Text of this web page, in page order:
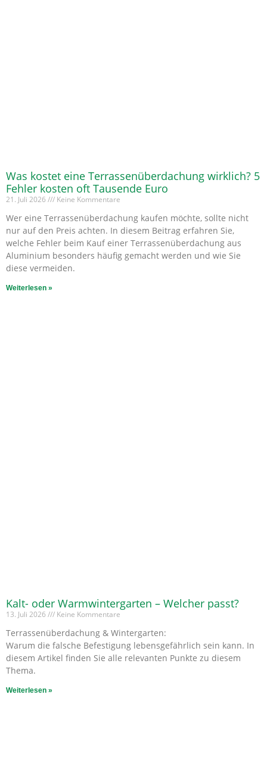
Was kostet eine Terrassenüberdachung wirklich? 5
Fehler kosten oft Tausende Euro
21. Juli 2026 Keine Kommentare
Wer eine Terrassenüberdachung kaufen möchte, sollte nicht
nur auf den Preis achten. In diesem Beitrag erfahren Sie,
welche Fehler beim Kauf einer Terrassenüberdachung aus
Aluminium besonders häufig gemacht werden und wie Sie
diese vermeiden.
Weiterlesen »
Kalt- oder Warmwintergarten – Welcher passt?
13. Juli 2026 Keine Kommentare
Terrassenüberdachung & Wintergarten:
Warum die falsche Befestigung lebensgefährlich sein kann. In
diesem Artikel finden Sie alle relevanten Punkte zu diesem
Thema.
Weiterlesen »